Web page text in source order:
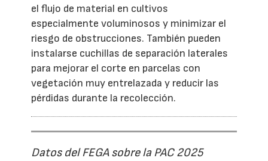
el flujo de material en cultivos
especialmente voluminosos y minimizar el
riesgo de obstrucciones. También pueden
instalarse cuchillas de separación laterales
para mejorar el corte en parcelas con
vegetación muy entrelazada y reducir las
pérdidas durante la recolección.
Datos del FEGA sobre la PAC 2025